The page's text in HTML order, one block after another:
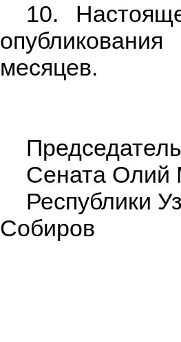
10.
месяцев.
Председатель
Сената Олий
Собиров